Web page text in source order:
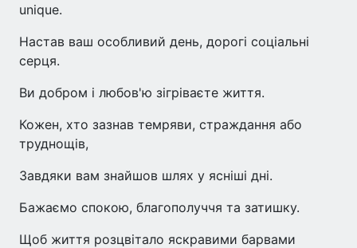
unique.
Настав ваш особливий день, дорогі соціальні
серця.
Ви добром і любов'ю зігріваєте життя.
Кожен, хто зазнав темряви, страждання або
труднощів,
Завдяки вам знайшов шлях у ясніші дні.
Бажаємо спокою, благополуччя та затишку.
Щоб життя розцвітало яскравими барвами